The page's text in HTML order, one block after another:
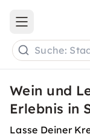
Open main menu
Suche:
Wein und
Erlebnis in
Lasse Deiner